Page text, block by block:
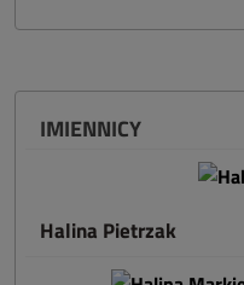
IMIENNICY
Halina Pietrzak